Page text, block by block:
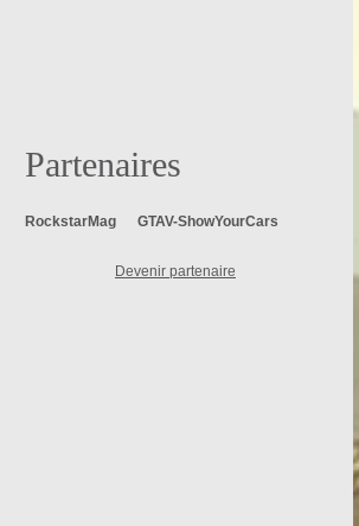
Partenaires
RockstarMag GTAV-ShowYourCars
Devenir partenaire